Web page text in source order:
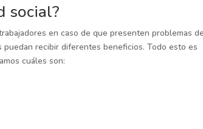
social?
en caso de que presenten problemas
recibir diferentes beneficios. Todo esto es
cuáles son: